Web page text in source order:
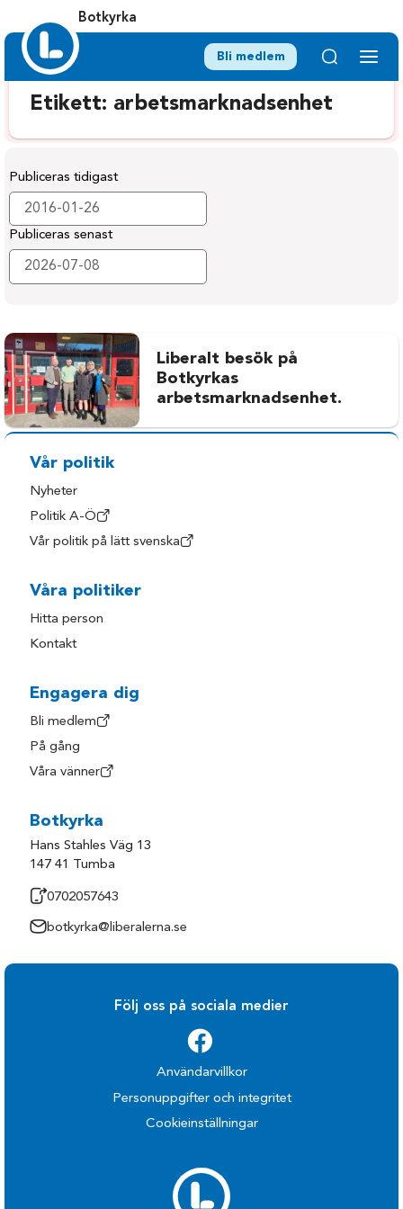
Botkyrka
Bli medlem
Etikett: arbetsmarknadsenhet
Publiceras tidigast
Publiceras senast
Liberalt besök på
Botkyrkas
arbetsmarknadsenhet.
Vår politik
Nyheter
Politik A-Ö
Vår politik på lätt svenska
Våra politiker
Hitta person
Kontakt
Engagera dig
Bli medlem
På gång
Våra vänner
Botkyrka
Hans Stahles Väg 13
147 41 Tumba
0702057643
botkyrka@liberalerna.se
Följ oss på sociala medier
Användarvillkor
Personuppgifter och integritet
Cookieinställningar